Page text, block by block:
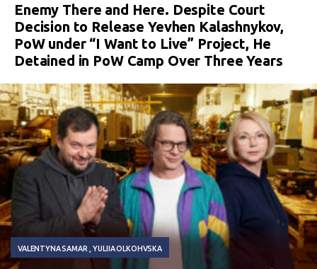
Enemy There and Here. Despite Court
Decision to Release Yevhen Kalashnykov,
PoW under “I Want to Live” Project, He
Detained in PoW Camp Over Three Years
VALENTYNA SAMAR YULIIA OLKOHVSKA